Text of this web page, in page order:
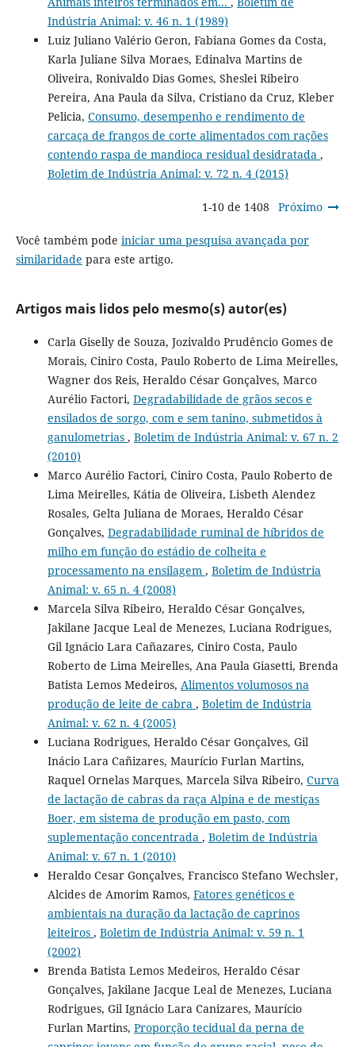
Indústria Animal: v. 46 n. 1 (1989)
Luiz Juliano Valério Geron, Fabiana Gomes da Costa,
Karla Juliane Silva Moraes, Edinalva Martins de
Oliveira, Ronivaldo Dias Gomes, Sheslei Ribeiro
Pereira, Ana Paula da Silva, Cristiano da Cruz, Kleber
Pelicia, Consumo, desempenho e rendimento de
carcaça de frangos de corte alimentados com rações
contendo raspa de mandioca residual desidratada ,
Boletim de Indústria Animal: v. 72 n. 4 (2015)
1-10 de 1408 Próximo
Você também pode iniciar uma pesquisa avançada por
similaridade para este artigo.
Artigos mais lidos pelo mesmo(s) autor(es)
Carla Giselly de Souza, Jozivaldo Prudêncio Gomes de
Morais, Ciniro Costa, Paulo Roberto de Lima Meirelles,
Wagner dos Reis, Heraldo César Gonçalves, Marco
Aurélio Factori, Degradabilidade de grãos secos e
ensilados de sorgo, com e sem tanino, submetidos à
ganulometrias , Boletim de Indústria Animal: v. 67 n. 2
(2010)
Marco Aurélio Factori, Ciniro Costa, Paulo Roberto de
Lima Meirelles, Kátia de Oliveira, Lisbeth Alendez
Rosales, Gelta Juliana de Moraes, Heraldo César
Gonçalves, Degradabilidade ruminal de híbridos de
milho em função do estádio de colheita e
processamento na ensilagem , Boletim de Indústria
Animal: v. 65 n. 4 (2008)
Marcela Silva Ribeiro, Heraldo César Gonçalves,
Jakilane Jacque Leal de Menezes, Luciana Rodrigues,
Gil Ignácio Lara Cañazares, Ciniro Costa, Paulo
Roberto de Lima Meirelles, Ana Paula Giasetti, Brenda
Batista Lemos Medeiros, Alimentos volumosos na
produção de leite de cabra , Boletim de Indústria
Animal: v. 62 n. 4 (2005)
Luciana Rodrigues, Heraldo César Gonçalves, Gil
Inácio Lara Cañizares, Maurício Furlan Martins,
Raquel Ornelas Marques, Marcela Silva Ribeiro, Curva
de lactação de cabras da raça Alpina e de mestiças
Boer, em sistema de produção em pasto, com
suplementação concentrada , Boletim de Indústria
Animal: v. 67 n. 1 (2010)
Heraldo Cesar Gonçalves, Francisco Stefano Wechsler,
Alcides de Amorim Ramos, Fatores genéticos e
ambientais na duração da lactação de caprinos
leiteiros , Boletim de Indústria Animal: v. 59 n. 1
(2002)
Brenda Batista Lemos Medeiros, Heraldo César
Gonçalves, Jakilane Jacque Leal de Menezes, Luciana
Rodrigues, Gil Ignácio Lara Canizares, Maurício
Furlan Martins, Proporção tecidual da perna de